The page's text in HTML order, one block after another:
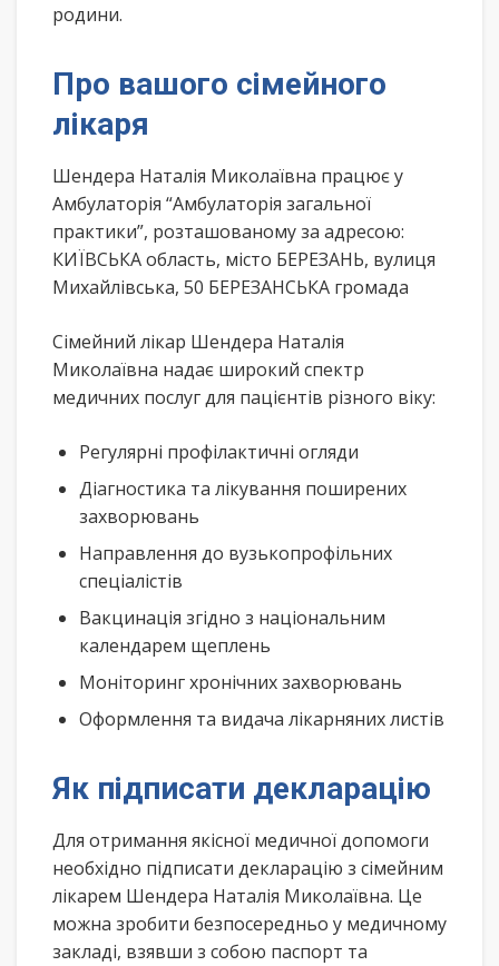
родини.
Про вашого сімейного
лікаря
Шендера Наталія Миколаївна працює у
Амбулаторія “Амбулаторія загальної
практики”, розташованому за адресою:
КИЇВСЬКА область, місто БЕРЕЗАНЬ, вулиця
Михайлівська, 50 БЕРЕЗАНСЬКА громада
Сімейний лікар Шендера Наталія
Миколаївна надає широкий спектр
медичних послуг для пацієнтів різного віку:
Регулярні профілактичні огляди
Діагностика та лікування поширених
захворювань
Направлення до вузькопрофільних
спеціалістів
Вакцинація згідно з національним
календарем щеплень
Моніторинг хронічних захворювань
Оформлення та видача лікарняних листів
Як підписати декларацію
Для отримання якісної медичної допомоги
необхідно підписати декларацію з сімейним
лікарем Шендера Наталія Миколаївна. Це
можна зробити безпосередньо у медичному
закладі, взявши з собою паспорт та